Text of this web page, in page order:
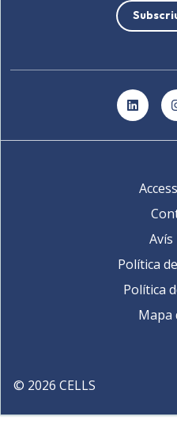
Avís
Política
Política
Mapa
© 2026 CELLS